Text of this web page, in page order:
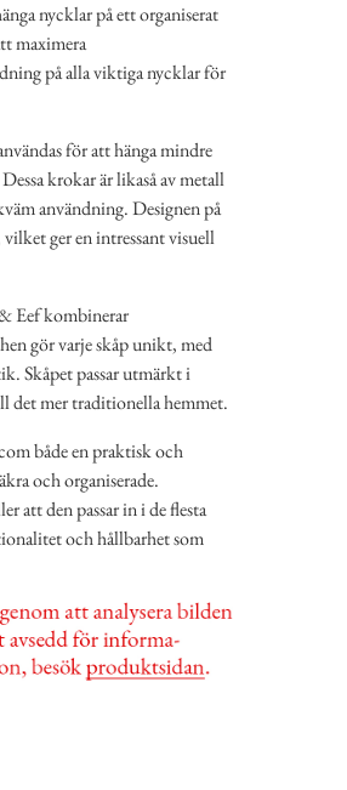
nycklar på ett organiserat
maximera
på alla viktiga nycklar för
för att hänga mindre
krokar är likaså av metall
användning. Designen på
ger en intressant visuell
Eef kombinerar
gör varje skåp unikt, med
Skåpet passar utmärkt i
det mer traditionella hemmet.
både en praktisk och
och organiserade.
att den passar in i de flesta
och hållbarhet som